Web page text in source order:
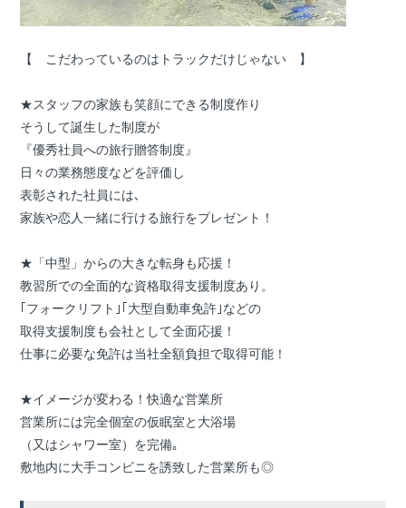
【 こだわっているのはトラックだけじゃない 】
★スタッフの家族も笑顔にできる制度作り
そうして誕生した制度が
『優秀社員への旅行贈答制度』
日々の業務態度などを評価し
表彰された社員には､
家族や恋人一緒に行ける旅行をプレゼント！
★「中型」からの大きな転身も応援！
教習所での全面的な資格取得支援制度あり。
｢フォークリフト｣｢大型自動車免許｣などの
取得支援制度も会社として全面応援！
仕事に必要な免許は当社全額負担で取得可能！
★イメージが変わる！快適な営業所
営業所には完全個室の仮眠室と大浴場
（又はシャワー室）を完備｡
敷地内に大手コンビニを誘致した営業所も◎